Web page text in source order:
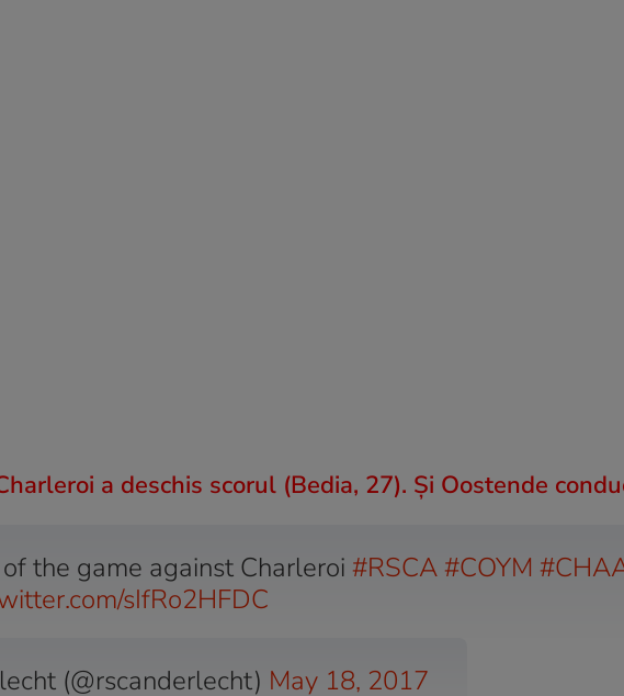
a deschis scorul (Bedia, 27). Și Oostende
the game against Charleroi #RSCA #COYM
sIfRo2HFDC
(@rscanderlecht) May 18, 2017